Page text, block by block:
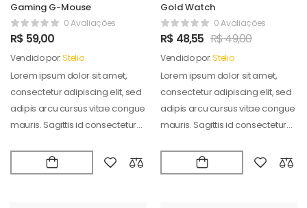
Gaming G-Mouse
0 Avaliações
R$ 59,00
Vendido por:Stelio
Lorem ipsum dolor sit amet,
consectetur adipiscing elit, sed
adipis arcu cursus vitae congue
mauris. Sagittis id consectetur
Gold Watch
0 Avaliações
R$ 48,55 R$49,00
Vendido por:Stelio
Lorem ipsum dolor sit amet,
consectetur adipiscing elit, sed
adipis arcu cursus vitae congue
mauris. Sagittis id consectetur